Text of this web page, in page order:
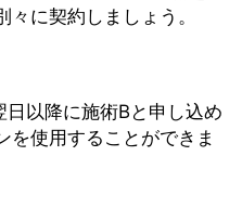
に契約しましょう。
以降に施術Bと申し込め
を使用することができま